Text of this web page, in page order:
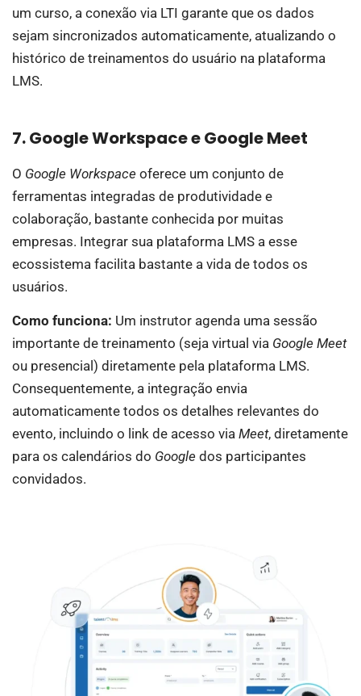
um curso, a conexão via LTI garante que os dados
sejam sincronizados automaticamente, atualizando o
histórico de treinamentos do usuário na plataforma
LMS.
7. Google Workspace e Google Meet
O Google Workspace oferece um conjunto de
ferramentas integradas de produtividade e
colaboração, bastante conhecida por muitas
empresas. Integrar sua plataforma LMS a esse
ecossistema facilita bastante a vida de todos os
usuários.
Como funciona: Um instrutor agenda uma sessão
importante de treinamento (seja virtual via Google Meet
ou presencial) diretamente pela plataforma LMS.
Consequentemente, a integração envia
automaticamente todos os detalhes relevantes do
evento, incluindo o link de acesso via Meet, diretamente
para os calendários do Google dos participantes
convidados.